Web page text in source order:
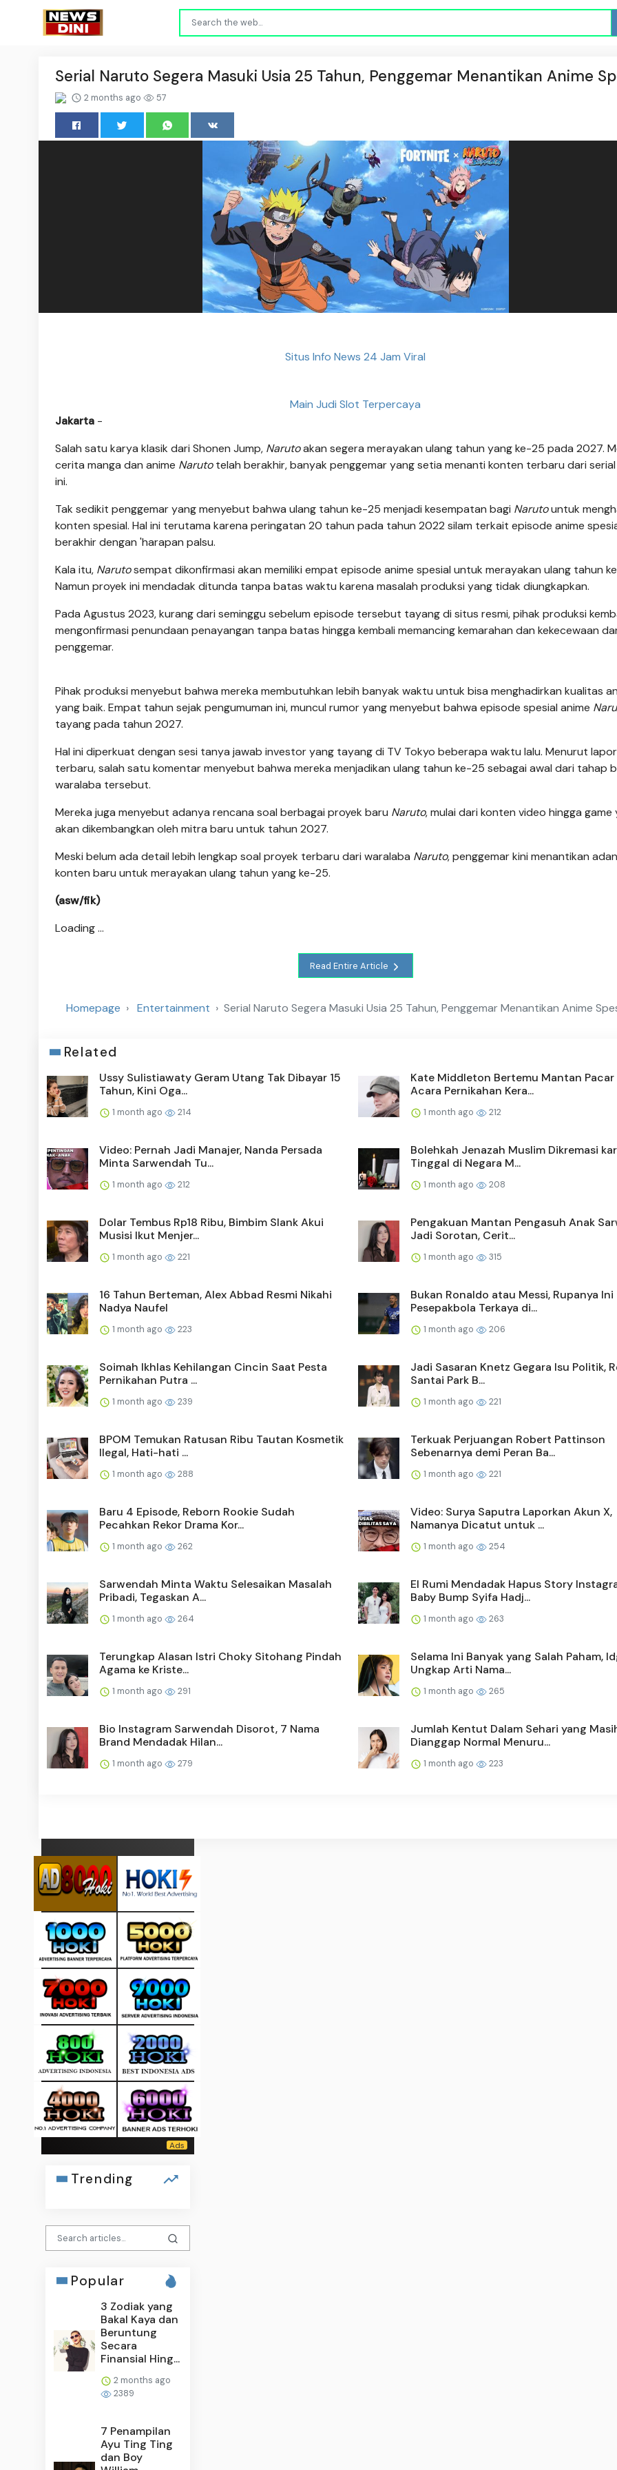
Serial Naruto Segera Masuki Usia 25 Tahun, Penggemar Menantikan Anime
2 months ago 57
Situs Info News 24 Jam Viral
Main Judi Slot Terpercaya
Jakarta -
Salah satu karya klasik dari Shonen Jump, Narutoakan segera merayakan ulang tahun yang ke-25 pada 2027.
cerita manga dan anime Narutotelah berakhir, banyak penggemar yang setia menanti konten terbaru dari serial
ini.
Tak sedikit penggemar yang menyebut bahwa ulang tahun ke-25 menjadi kesempatan bagi Narutountuk
konten spesial. Hal ini terutama karena peringatan 20 tahun pada tahun 2022 silam terkait episode anime
berakhir dengan 'harapan palsu.
Kala itu, Narutosempat dikonfirmasi akan memiliki empat episode anime spesial untuk merayakan ulang tahun
Namun proyek ini mendadak ditunda tanpa batas waktu karena masalah produksi yang tidak diungkapkan.
Pada Agustus 2023, kurang dari seminggu sebelum episode tersebut tayang di situs resmi, pihak produksi
mengonfirmasi penundaan penayangan tanpa batas hingga kembali memancing kemarahan dan kekecewaan
penggemar.
Pihak produksi menyebut bahwa mereka membutuhkan lebih banyak waktu untuk bisa menghadirkan kualitas
yang baik. Empat tahun sejak pengumuman ini, muncul rumor yang menyebut bahwa episode spesial anime
tayang pada tahun 2027.
Hal ini diperkuat dengan sesi tanya jawab investor yang tayang di TV Tokyo beberapa waktu lalu. Menurut
terbaru, salah satu komentar menyebut bahwa mereka menjadikan ulang tahun ke-25 sebagai awal dari tahap
waralaba tersebut.
Mereka juga menyebut adanya rencana soal berbagai proyek baru Naruto, mulai dari konten video hingga game
akan dikembangkan oleh mitra baru untuk tahun 2027.
Meski belum ada detail lebih lengkap soal proyek terbaru dari waralaba Naruto, penggemar kini menantikan
konten baru untuk merayakan ulang tahun yang ke-25.
(asw/fik)
Loading ...
Read Entire Article
Homepage Entertainment Serial Naruto Segera Masuki Usia 25 Tahun, Penggemar Menantikan Anime
Related
Ussy Sulistiawaty Geram Utang Tak Dibayar 15
Tahun, Kini Oga...
1 month ago 214
Kate Middleton Bertemu Mantan Pacar
Acara Pernikahan Kera...
1 month ago 212
Video: Pernah Jadi Manajer, Nanda Persada
Minta Sarwendah Tu...
1 month ago 212
Bolehkah Jenazah Muslim Dikremasi
Tinggal di Negara M...
1 month ago 208
Dolar Tembus Rp18 Ribu, Bimbim Slank Akui
Musisi Ikut Menjer...
1 month ago 221
Pengakuan Mantan Pengasuh Anak
Jadi Sorotan, Cerit...
1 month ago 315
16 Tahun Berteman, Alex Abbad Resmi Nikahi
Nadya Naufel
1 month ago 223
Bukan Ronaldo atau Messi, Rupanya Ini
Pesepakbola Terkaya di...
1 month ago 206
Soimah Ikhlas Kehilangan Cincin Saat Pesta
Pernikahan Putra ...
1 month ago 239
Jadi Sasaran Knetz Gegara Isu Politik,
Santai Park B...
1 month ago 221
BPOM Temukan Ratusan Ribu Tautan Kosmetik
Ilegal, Hati-hati ...
1 month ago 288
Terkuak Perjuangan Robert Pattinson
Sebenarnya demi Peran Ba...
1 month ago 221
Baru 4 Episode, Reborn Rookie Sudah
Pecahkan Rekor Drama Kor...
1 month ago 262
Video: Surya Saputra Laporkan Akun X,
Namanya Dicatut untuk ...
1 month ago 254
Sarwendah Minta Waktu Selesaikan Masalah
Pribadi, Tegaskan A...
1 month ago 264
El Rumi Mendadak Hapus Story
Baby Bump Syifa Hadj...
1 month ago 263
Terungkap Alasan Istri Choky Sitohang Pindah
Agama ke Kriste...
1 month ago 291
Selama Ini Banyak yang Salah Paham,
Ungkap Arti Nama...
1 month ago 265
Bio Instagram Sarwendah Disorot, 7 Nama
Brand Mendadak Hilan...
1 month ago 279
Jumlah Kentut Dalam Sehari yang
Dianggap Normal Menuru...
1 month ago 223
Trending
Popular
3 Zodiak yang
Bakal Kaya dan
Beruntung
Secara
Finansial Hing...
2 months ago
2389
7 Penampilan
Ayu Ting Ting
dan Boy